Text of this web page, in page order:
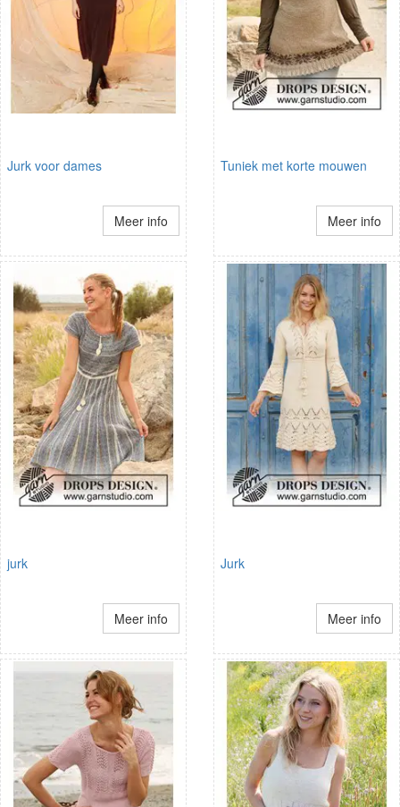
Jurk voor dames
Meer info
Tuniek met korte mouwen
Meer info
jurk
Meer info
Jurk
Meer info